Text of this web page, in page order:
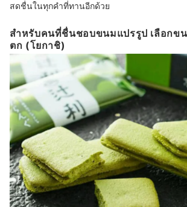
สดชื่นในทุกคำที่ทานอีกด้วย
สำหรับคนที่ชื่นชอบขนมแปรรูป เลือกข
ตก (โยกาชิ)